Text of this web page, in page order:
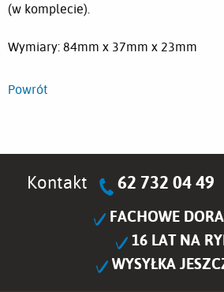
(w komplecie).
Wymiary: 84mm x 37mm x 23mm
Powrót
Kontakt 62 732 04 49
FACHOWE
16 LAT NA
WYSYŁKA